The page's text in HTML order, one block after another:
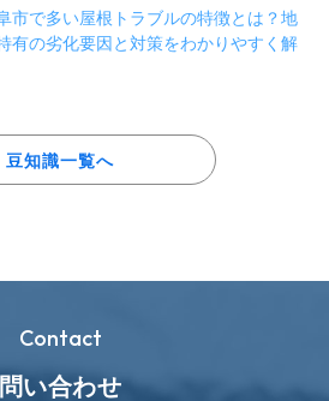
市で多い屋根トラブルの特徴とは？地
有の劣化要因と対策をわかりやすく解
豆知識一覧へ
Contact
問い合わせ